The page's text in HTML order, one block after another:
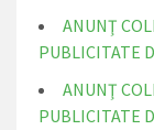
ANUNŢ
PUBLICITATE
ANUNŢ
PUBLICITATE